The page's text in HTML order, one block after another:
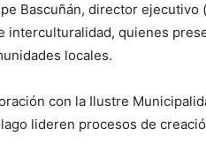
Bascuñán, director ejecutivo
interculturalidad, quienes
locales.
con la Ilustre
lideren procesos de